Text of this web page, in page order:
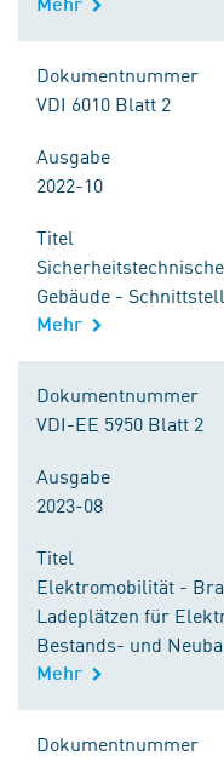
Dokumentnummer
VDI 6010 Blatt 2
Ausgabe
2022-10
Titel
Gebäude -
Mehr
Dokumentnummer
VDI-EE 5950 Blatt 2
Ausgabe
2023-08
Titel
Elektromobilität -
Ladeplätzen für
Bestands- und
Mehr
Dokumentnummer